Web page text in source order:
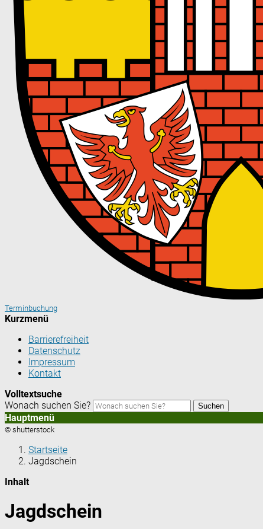
Terminbuchung
Kurzmenü
Barrierefreiheit
Datenschutz
Impressum
Kontakt
Volltextsuche
Wonach suchen Sie?
Suchen
Hauptmenü
© shutterstock
Startseite
Jagdschein
Inhalt
Jagdschein